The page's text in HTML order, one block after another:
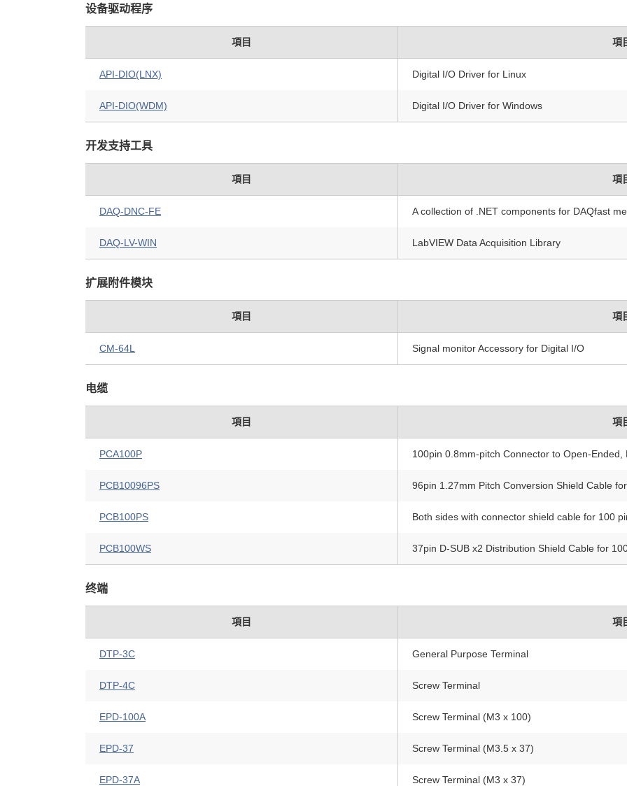
设备驱动程序
項目 項
API-DIO(LNX) Digital I/O Driver for Linux
API-DIO(WDM) Digital I/O Driver for Windows
开发支持工具
項目 項
DAQ-DNC-FE A collection of .NET components for DAQfast
DAQ-LV-WIN LabVIEW Data Acquisition Library
扩展附件模块
項目 項
CM-64L Signal monitor Accessory for Digital I/O
电缆
項目 項
PCA100P 100pin 0.8mm-pitch Connector to Open-Ended,
PCB10096PS 96pin 1.27mm Pitch Conversion Shield Cable
PCB100PS Both sides with connector shield cable for 100
PCB100WS 37pin D-SUB x2 Distribution Shield Cable for
终端
項目 項
DTP-3C General Purpose Terminal
DTP-4C Screw Terminal
EPD-100A Screw Terminal (M3 x 100)
EPD-37 Screw Terminal (M3.5 x 37)
EPD-37A Screw Terminal (M3 x 37)